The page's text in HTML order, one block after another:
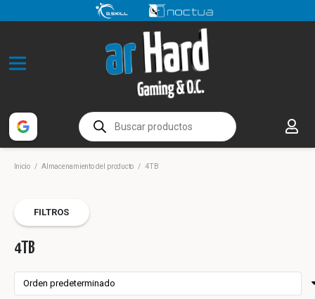
Búsqueda
de
productos
Inicio / Almacenamiento del producto / 4TB
FILTROS
4TB